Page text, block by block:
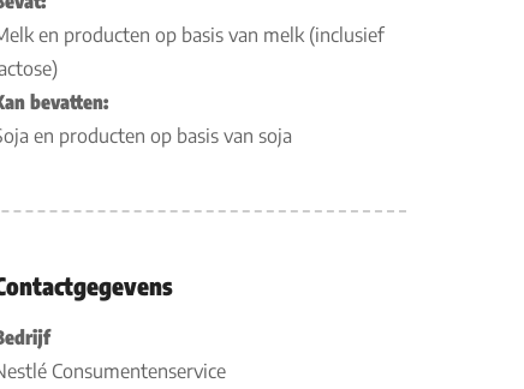
en producten op basis van melk (inclusief
bevatten:
en producten op basis van soja
Consumentenservice